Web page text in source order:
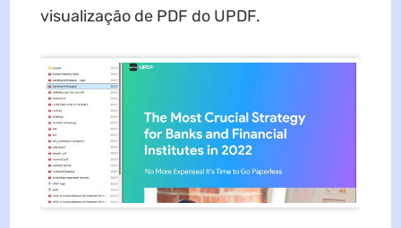
visualização de PDF do UPDF.